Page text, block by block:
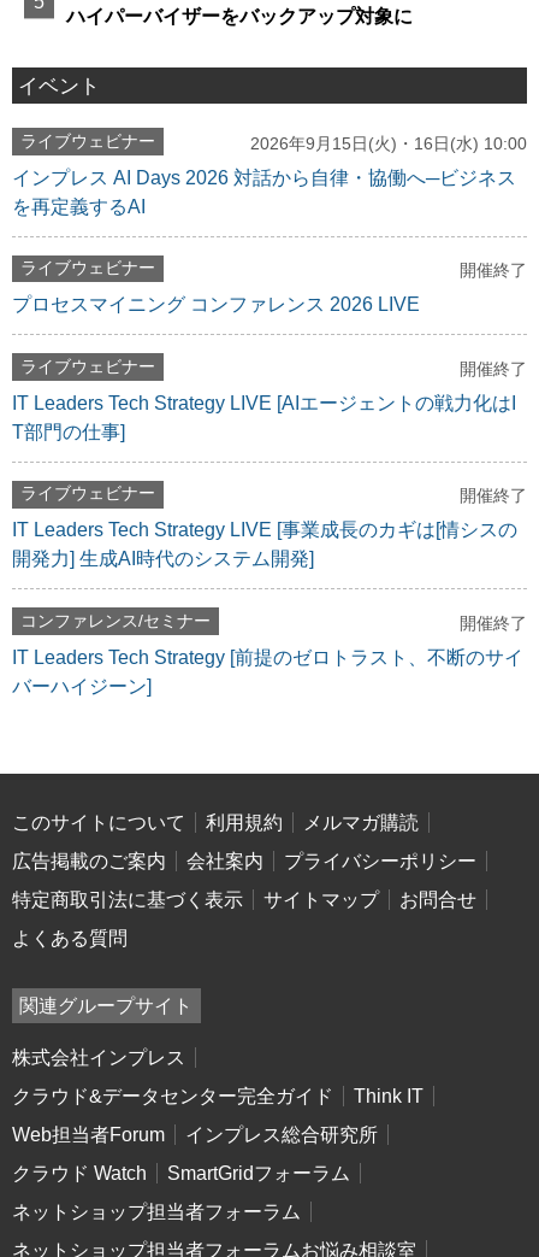
ハイパーバイザーをバックアップ対象に
イベント
ライブウェビナー 2026年9月15日(火)・16日(水) 10:00
インプレス AI Days 2026 対話から自律・協働へ─ビジネス
を再定義するAI
ライブウェビナー 開催終了
プロセスマイニング コンファレンス 2026 LIVE
ライブウェビナー 開催終了
IT Leaders Tech Strategy LIVE [AIエージェントの戦力化はI
T部門の仕事]
ライブウェビナー 開催終了
IT Leaders Tech Strategy LIVE [事業成長のカギは[情シスの
開発力] 生成AI時代のシステム開発]
コンファレンス/セミナー 開催終了
IT Leaders Tech Strategy [前提のゼロトラスト、不断のサイ
バーハイジーン]
このサイトについて 利用規約
メルマガ購読
広告掲載のご案内
会社案内
プライバシーポリシー
特定商取引法に基づく表示
サイトマップ
お問合せ
よくある質問
関連グループサイト
株式会社インプレス
クラウド&データセンター完全ガイド
Think IT
Web担当者Forum
インプレス総合研究所
クラウド Watch
SmartGridフォーラム
ネットショップ担当者フォーラム
ネットショップ担当者フォーラムお悩み相談室